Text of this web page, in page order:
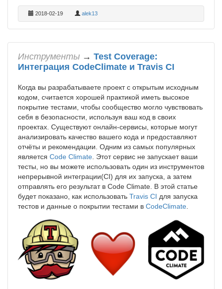
2018-02-19 alek13
Инструменты → Test Coverage:
Интеграция CodeClimate и Travis CI
Когда вы разрабатываете проект с открытым исходным
кодом, считается хорошей практикой иметь высокое
покрытие тестами, чтобы сообщество могло чувствовать
себя в безопасности, используя ваш код в своих
проектах. Существуют онлайн-сервисы, которые могут
анализировать качество вашего кода и предоставляют
отчёты и рекомендации. Одним из самых популярных
является Code Climate . Этот сервис не запускает ваши
тесты, но вы можете использовать один из инструментов
непрерывной интеграции(CI) для их запуска, а затем
отправлять его результат в Code Climate. В этой статье
будет показано, как использовать Travis CI для запуска
тестов и данные о покрытии тестами в CodeClimate